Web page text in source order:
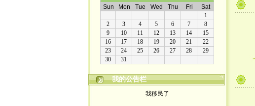
我的公告栏
我移民了